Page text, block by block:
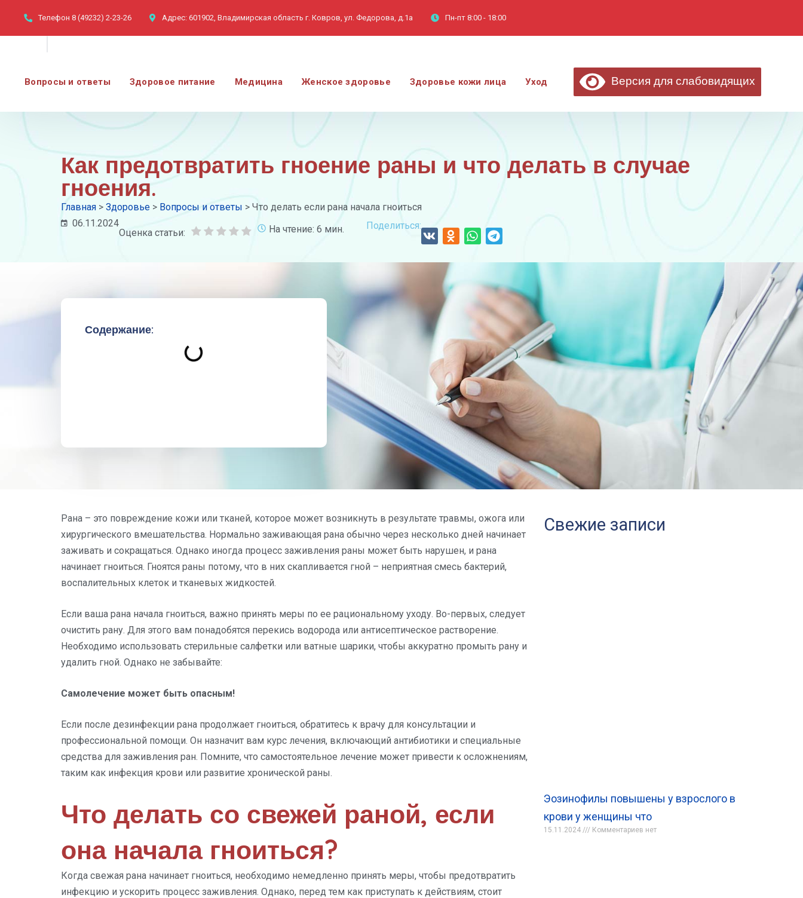
Телефон 8 (49232) 2-23-26 Адрес: 601902, Владимирская область г. Ковров, ул. Федорова, д.1а Пн-пт 8:00 - 18:00
Вопросы и ответы Здоровое питание Медицина Женское здоровье Здоровье кожи лица Уход Версия для слабовидящих
Как предотвратить гноение раны и что делать в случае
гноения.
Главная > Здоровье > Вопросы и ответы > Что делать если рана начала гноиться
06.11.2024
Оценка статьи:
На чтение: 6 мин. Поделиться:
Содержание:
Рана – это повреждение кожи или тканей, которое может возникнуть в результате травмы, ожога или
хирургического вмешательства. Нормально заживающая рана обычно через несколько дней начинает
заживать и сокращаться. Однако иногда процесс заживления раны может быть нарушен, и рана
начинает гноиться. Гноятся раны потому, что в них скапливается гной – неприятная смесь бактерий,
воспалительных клеток и тканевых жидкостей.
Если ваша рана начала гноиться, важно принять меры по ее рациональному уходу. Во-первых, следует
очистить рану. Для этого вам понадобятся перекись водорода или антисептическое растворение.
Необходимо использовать стерильные салфетки или ватные шарики, чтобы аккуратно промыть рану и
удалить гной. Однако не забывайте:
Самолечение может быть опасным!
Если после дезинфекции рана продолжает гноиться, обратитесь к врачу для консультации и
профессиональной помощи. Он назначит вам курс лечения, включающий антибиотики и специальные
средства для заживления ран. Помните, что самостоятельное лечение может привести к осложнениям,
таким как инфекция крови или развитие хронической раны.
Что делать со свежей раной, если
она начала гноиться?
Когда свежая рана начинает гноиться, необходимо немедленно принять меры, чтобы предотвратить
инфекцию и ускорить процесс заживления. Однако, перед тем как приступать к действиям, стоит
Свежие записи
Эозинофилы повышены у взрослого в
крови у женщины что
15.11.2024 Комментариев нет